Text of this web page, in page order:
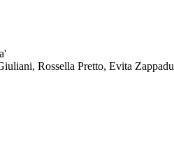
Rossella Pretto, Evita Zappadu